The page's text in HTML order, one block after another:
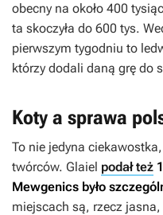
obecny na około 400
ta skoczyła do 600 tys.
pierwszym tygodniu to
którzy dodali daną grę do
Koty a sprawa
To nie jedyna
twórców. Glaiel podał też
Mewgenics było
miejscach są, rzecz